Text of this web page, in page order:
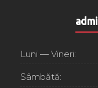
Luni — Vineri:
Sâmbătă: